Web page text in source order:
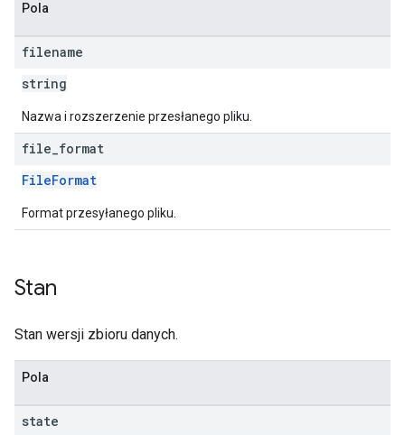
Pola
filename
string
Nazwa i rozszerzenie przesłanego pliku.
file format
FileFormat
Format przesyłanego pliku.
Stan
Stan wersji zbioru danych.
Pola
state